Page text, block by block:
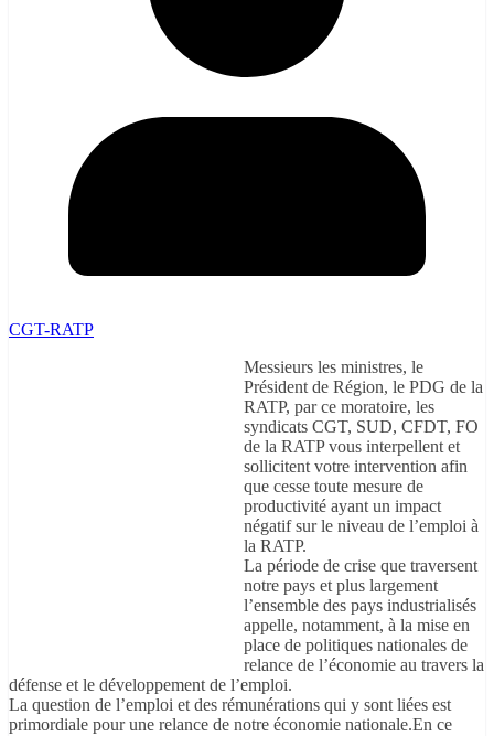
CGT-RATP
Messieurs les ministres, le
Président de Région, le PDG de la
RATP, par ce moratoire, les
syndicats CGT, SUD, CFDT, FO
de la RATP vous interpellent et
sollicitent votre intervention afin
que cesse toute mesure de
productivité ayant un impact
négatif sur le niveau de l’emploi à
la RATP.
La période de crise que traversent
notre pays et plus largement
l’ensemble des pays industrialisés
appelle, notamment, à la mise en
place de politiques nationales de
relance de l’économie au travers la
défense et le développement de l’emploi.
La question de l’emploi et des rémunérations qui y sont liées est
primordiale pour une relance de notre économie nationale.En ce